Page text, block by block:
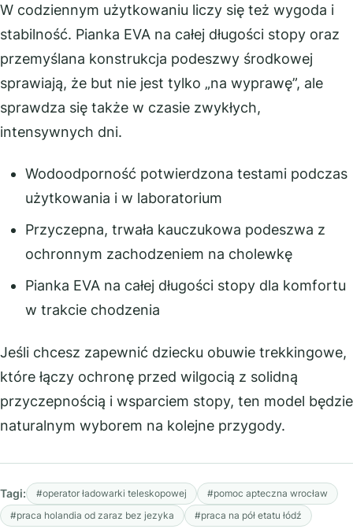
W codziennym użytkowaniu liczy się też wygoda i
stabilność. Pianka EVA na całej długości stopy oraz
przemyślana konstrukcja podeszwy środkowej
sprawiają, że but nie jest tylko „na wyprawę”, ale
sprawdza się także w czasie zwykłych,
intensywnych dni.
Wodoodporność potwierdzona testami podczas
użytkowania i w laboratorium
Przyczepna, trwała kauczukowa podeszwa z
ochronnym zachodzeniem na cholewkę
Pianka EVA na całej długości stopy dla komfortu
w trakcie chodzenia
Jeśli chcesz zapewnić dziecku obuwie trekkingowe,
które łączy ochronę przed wilgocią z solidną
przyczepnością i wsparciem stopy, ten model będzie
naturalnym wyborem na kolejne przygody.
Tagi: #operator ładowarki teleskopowej
#pomoc apteczna wrocław
#praca holandia od zaraz bez jezyka
#praca na pół etatu łódź